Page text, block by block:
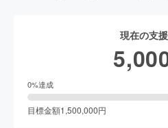
現在の支
0%達成
目標金額1,500,000円